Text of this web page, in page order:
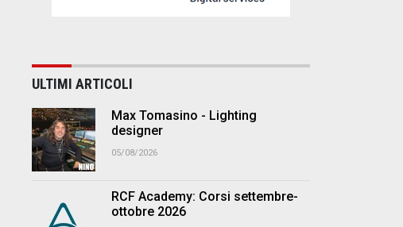
ULTIMI ARTICOLI
Max Tomasino - Lighting
designer
05/08/2026
RCF Academy: Corsi settembre-
ottobre 2026